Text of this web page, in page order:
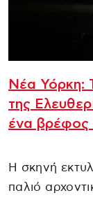
Νέα Υόρκη:
της
ένα βρέφος
Η σκηνή
παλιό